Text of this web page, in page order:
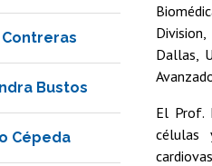
Bustos
Cépeda
Dallas,
El Prof.
células